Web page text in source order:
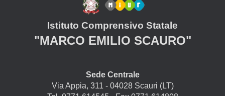
Istituto Comprensivo Statale
"MARCO EMILIO SCAURO"
Sede Centrale
Via Appia, 311 - 04028 Scauri (LT)